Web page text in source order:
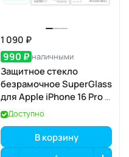
1 090 ₽
990 ₽ наличными
Защитное стекло
безрамочное SuperGlass
для Apple iPhone 16 Pro /
17 / 17 Pro
Доступно
В корзину